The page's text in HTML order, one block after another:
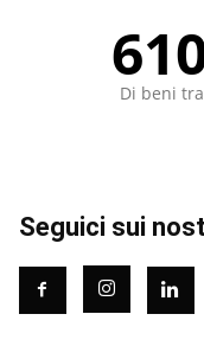
Di beni
Seguici sui